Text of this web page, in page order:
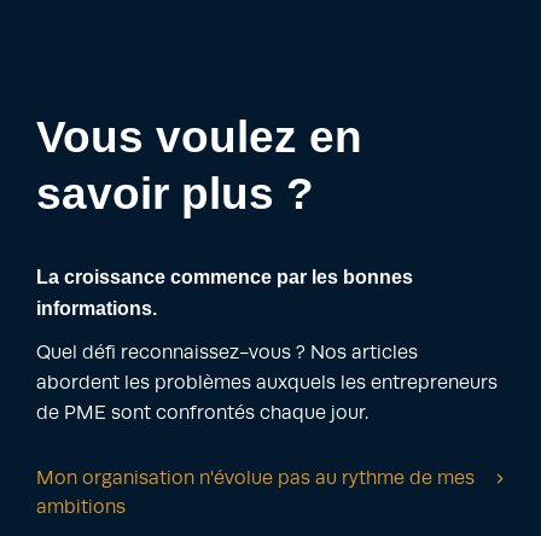
Vous voulez en
savoir plus ?
La croissance commence par les bonnes
informations.
Quel défi reconnaissez-vous ? Nos articles
abordent les problèmes auxquels les entrepreneurs
de PME sont confrontés chaque jour.
Mon organisation n'évolue pas au rythme de mes
ambitions